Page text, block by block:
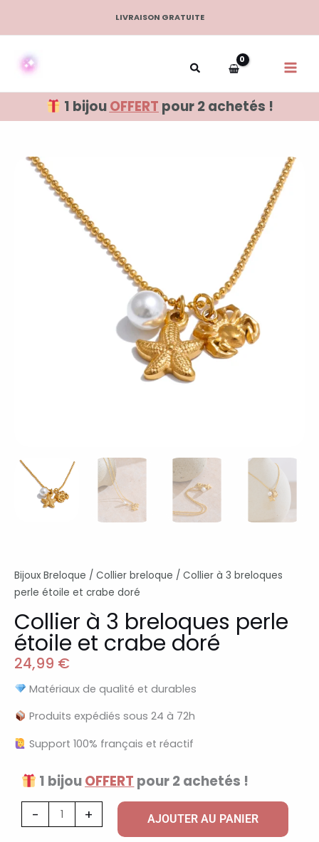
LIVRAISON GRATUITE
1 bijouOFFERT pour 2 achetés !
Bijoux Breloque / Collier breloque / Collier à 3 breloques
perle étoile et crabe doré
Collier à 3 breloques perle
étoile et crabe doré
24,99 €
Matériaux de qualité et durables
Produits expédiés sous 24 à 72h
Support 100% français et réactif
1 bijouOFFERT pour 2 achetés !
-
quantité
de
+ AJOUTER AU PANIER